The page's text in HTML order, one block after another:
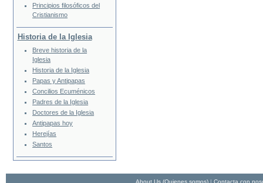
Principios filosóficos del
Cristianismo
Historia de la Iglesia
Breve historia de la
Iglesia
Historia de la Iglesia
Papas y Antipapas
Concilios Ecuménicos
Padres de la Iglesia
Doctores de la Iglesia
Antipapas hoy
Herejías
Santos
About Us (Quienes somos) | Contacta con